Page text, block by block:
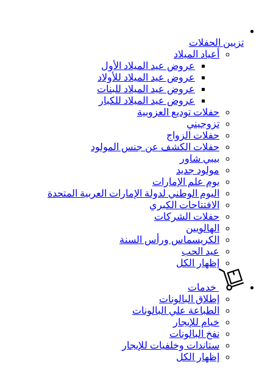
تزيين الحفلات
أعياد الميلاد
عروض عيد الميلاد الأول
عروض عيد الميلاد للأولاد
عروض عيد الميلاد للبنات
عروض عيد الميلاد للكبار
حفلات توديع العزوبية
تزوجيني
حفلات الزواج
حفلات الكشف عن جنس المولود
بيبي شاور
مولود جديد
يوم علم الإمارات
اليوم الوطني لدولة الإمارات العربية المتحدة
الافتتاحات الكبري
حفلات الشركات
الهالويين
الكريسماس ورأس السنة
عيد الحب
إظهار الكل
خدمات
إطلاق البالونات
الطباعة علي البالونات
خيام للإيجار
نفخ البالونات
ستاندات وخلفيات للإيجار
إظهار الكل